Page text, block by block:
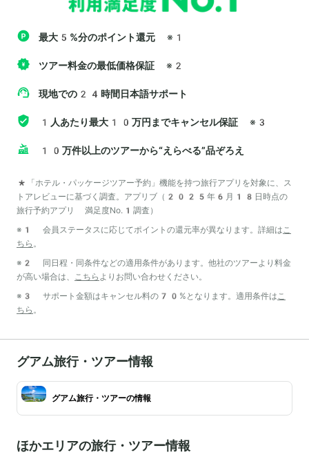
最大5%分のポイント還元 ※1
ツアー料金の最低価格保証 ※2
現地での24時間日本語サポート
1人あたり最大10万円までキャンセル保証 ※3
10万件以上のツアーから“えらべる”品ぞろえ
*「ホテル・パッケージツアー予約」機能を持つ旅行アプリを対象に、ス
トアレビューに基づく調査。アプリブ（2025年6月18日時点の
旅行予約アプリ 満足度No.1調査）
※1 会員ステータスに応じてポイントの還元率が異なります。詳細は こ
ちら 。
※2 同日程・同条件などの適用条件があります。他社のツアーより料金
が高い場合は、
こちら よりお問い合わせください。
※3 サポート金額はキャンセル料の70%となります。適用条件は こ
ちら 。
グアム旅行・ツアー情報
グアム旅行・ツアーの情報
ほかエリアの旅行・ツアー情報